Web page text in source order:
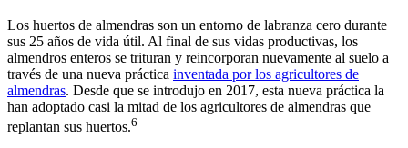
Los huertos de almendras son un entorno de labranza cero durante
sus 25 años de vida útil. Al final de sus vidas productivas, los
almendros enteros se trituran y reincorporan nuevamente al suelo a
través de una nueva práctica inventada por los agricultores de
almendras. Desde que se introdujo en 2017, esta nueva práctica la
han adoptado casi la mitad de los agricultores de almendras que
replantan sus huertos.6